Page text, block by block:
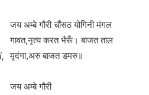
जय अम्बे गौरी चौंसठ योगिनी मंगल
गावत,नृत्य करत भैरूँ। बाजत ताल
मृदंगा,अरु बाजत डमरु॥
जय अम्बे गौरी